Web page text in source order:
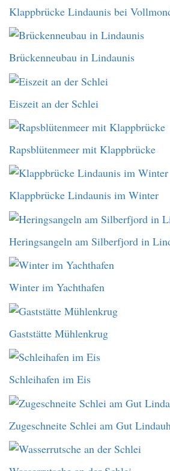
Klappbrücke Lindaunis bei
Brückenneubau in Lindaunis
Eiszeit an der Schlei
Rapsblütenmeer mit Klappbrücke
Klappbrücke Lindaunis im Winter
Heringsangeln am Silberfjord in
Winter im Yachthafen
Gaststätte Mühlenkrug
Schleihafen im Eis
Zugeschneite Schlei am Gut